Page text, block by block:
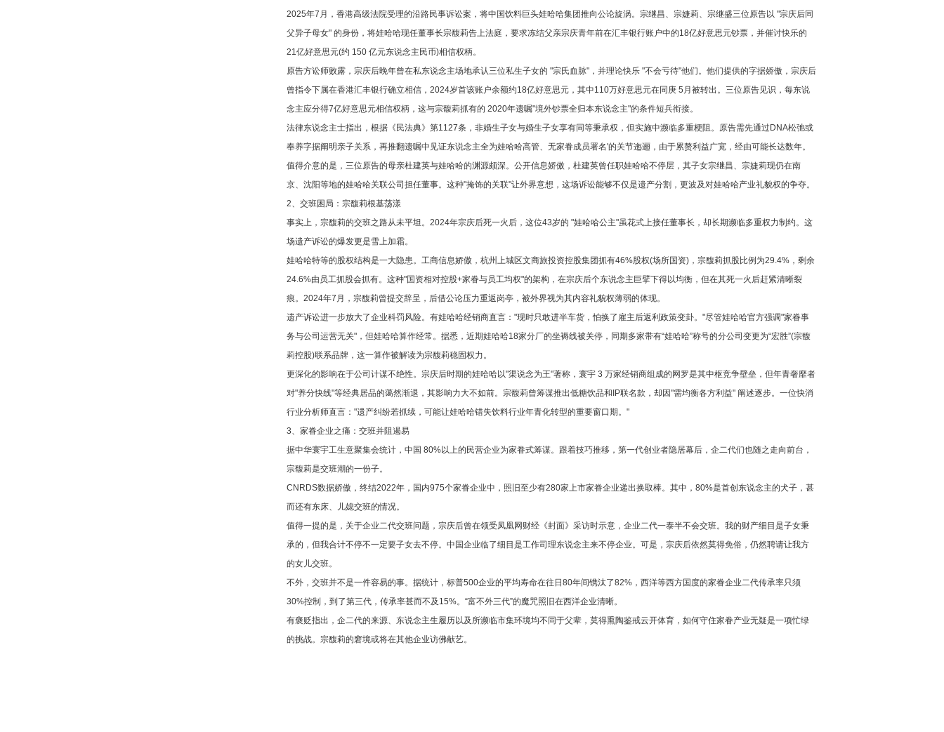
2025年7月，香港高级法院受理的沿路民事诉讼案，将中国饮料巨头娃哈哈集团推向公论旋涡。宗继昌、宗婕莉、宗继盛三位原告以 "宗庆后同
父异子母女" 的身份，将娃哈哈现任董事长宗馥莉告上法庭，要求冻结父亲宗庆青年前在汇丰银行账户中的18亿好意思元钞票，并催讨快乐的
21亿好意思元(约 150 亿元东说念主民币)相信权柄。
原告方讼师败露，宗庆后晚年曾在私东说念主场地承认三位私生子女的 "宗氏血脉"，并理论快乐 "不会亏待"他们。他们提供的字据娇傲，宗庆后
曾指令下属在香港汇丰银行确立相信，2024岁首该账户余额约18亿好意思元，其中110万好意思元在同庚 5月被转出。三位原告见识，每东说
念主应分得7亿好意思元相信权柄，这与宗馥莉抓有的 2020年遗嘱"境外钞票全归本东说念主"的条件短兵衔接。
法律东说念主士指出，根据《民法典》第1127条，非婚生子女与婚生子女享有同等秉承权，但实施中濒临多重梗阻。原告需先通过DNA松弛或
奉养字据阐明亲子关系，再推翻遗嘱中见证东说念主全为娃哈哈高管、无家眷成员署名'的关节迤逦，由于累赘利益广宽，经由可能长达数年。
值得介意的是，三位原告的母亲杜建英与娃哈哈的渊源颇深。公开信息娇傲，杜建英曾任职娃哈哈不停层，其子女宗继昌、宗婕莉现仍在南
京、沈阳等地的娃哈哈关联公司担任董事。这种"掩饰的关联"让外界意想，这场诉讼能够不仅是遗产分割，更波及对娃哈哈产业礼貌权的争夺。
2、交班困局：宗馥莉根基荡漾
事实上，宗馥莉的交班之路从未平坦。2024年宗庆后死一火后，这位43岁的 "娃哈哈公主"虽花式上接任董事长，却长期濒临多重权力制约。这
场遗产诉讼的爆发更是雪上加霜。
娃哈哈特等的股权结构是一大隐患。工商信息娇傲，杭州上城区文商旅投资控股集团抓有46%股权(场所国资)，宗馥莉抓股比例为29.4%，剩余
24.6%由员工抓股会抓有。这种"国资相对控股+家眷与员工均权"的架构，在宗庆后个东说念主巨擘下得以均衡，但在其死一火后赶紧清晰裂
痕。2024年7月，宗馥莉曾提交辞呈，后借公论压力重返岗亭，被外界视为其内容礼貌权薄弱的体现。
遗产诉讼进一步放大了企业科罚风险。有娃哈哈经销商直言："现时只敢进半车货，怕换了雇主后返利政策变卦。"尽管娃哈哈官方强调"家眷事
务与公司运营无关"，但娃哈哈算作经常。据悉，近期娃哈哈18家分厂的坐褥线被关停，同期多家带有“娃哈哈”称号的分公司变更为“宏胜”(宗馥
莉控股)联系品牌，这一算作被解读为宗馥莉稳固权力。
更深化的影响在于公司计谋不绝性。宗庆后时期的娃哈哈以"渠说念为王"著称，寰宇 3 万家经销商组成的网罗是其中枢竞争壁垒，但年青奢靡者
对"养分快线"等经典居品的蔼然渐退，其影响力大不如前。宗馥莉曾筹谋推出低糖饮品和IP联名款，却因"需均衡各方利益" 阐述逐步。一位快消
行业分析师直言："遗产纠纷若抓续，可能让娃哈哈错失饮料行业年青化转型的重要窗口期。"
3、家眷企业之痛：交班并阻遏易
据中华寰宇工生意聚集会统计，中国 80%以上的民营企业为家眷式筹谋。跟着技巧推移，第一代创业者隐居幕后，企二代们也随之走向前台，
宗馥莉是交班潮的一份子。
CNRDS数据娇傲，终结2022年，国内975个家眷企业中，照旧至少有280家上市家眷企业递出换取棒。其中，80%是首创东说念主的犬子，甚
而还有东床、儿媳交班的情况。
值得一提的是，关于企业二代交班问题，宗庆后曾在领受凤凰网财经《封面》采访时示意，企业二代一泰半不会交班。我的财产细目是子女秉
承的，但我合计不停不一定要子女去不停。中国企业临了细目是工作司理东说念主来不停企业。可是，宗庆后依然莫得免俗，仍然聘请让我方
的女儿交班。
不外，交班并不是一件容易的事。据统计，标普500企业的平均寿命在往日80年间镌汰了82%，西洋等西方国度的家眷企业二代传承率只须
30%控制，到了第三代，传承率甚而不及15%。“富不外三代”的魔咒照旧在西洋企业清晰。
有褒贬指出，企二代的来源、东说念主生履历以及所濒临市集环境均不同于父辈，莫得熏陶鉴戒云开体育，如何守住家眷产业无疑是一项忙绿
的挑战。宗馥莉的窘境或将在其他企业访佛献艺。